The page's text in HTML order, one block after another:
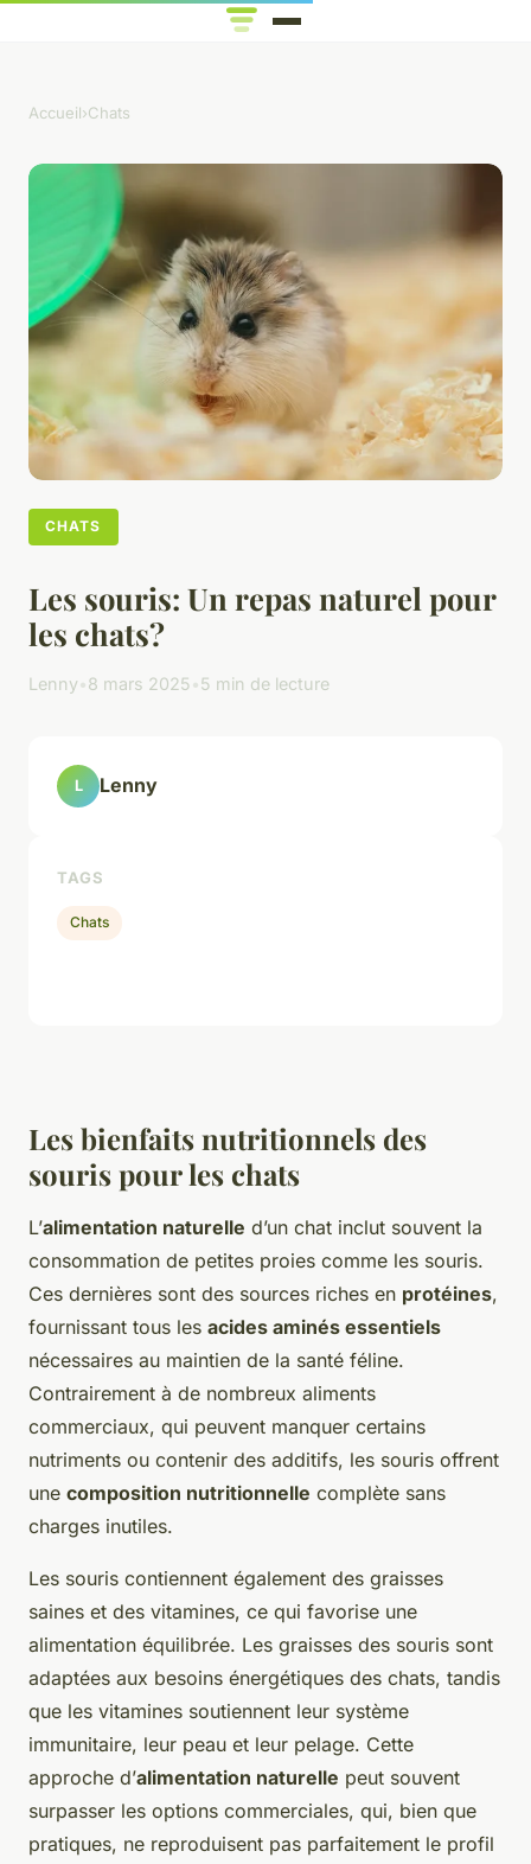
Accueil›Chats
CHATS
Les souris: Un repas naturel pour
les chats?
Lenny•8 mars 2025•5 min de lecture
Les bienfaits nutritionnels des
souris pour les chats
L’alimentation naturelle d’un chat inclut souvent la
consommation de petites proies comme les souris.
Ces dernières sont des sources riches en protéines,
fournissant tous les acides aminés essentiels
nécessaires au maintien de la santé féline.
Contrairement à de nombreux aliments
commerciaux, qui peuvent manquer certains
nutriments ou contenir des additifs, les souris offrent
une composition nutritionnelle complète sans
charges inutiles.
Les souris contiennent également des graisses
saines et des vitamines, ce qui favorise une
alimentation équilibrée. Les graisses des souris sont
adaptées aux besoins énergétiques des chats, tandis
que les vitamines soutiennent leur système
immunitaire, leur peau et leur pelage. Cette
approche d’alimentation naturelle peut souvent
surpasser les options commerciales, qui, bien que
pratiques, ne reproduisent pas parfaitement le profil
L Lenny
TAGS
Chats